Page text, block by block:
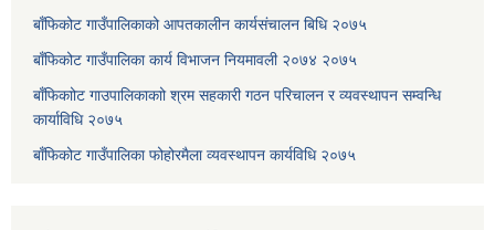
बाँफिकोट गाउँपालिकाको आपतकालीन कार्यसंचालन बिधि २०७५
बाँफिकोट गाउँपालिका कार्य विभाजन नियमावली २०७४ २०७५
बाँफिकाोट गाउपालिकाकाो श्रम सहकारी गठन परिचालन र व्यवस्थापन सम्वन्धि
कार्याविधि २०७५
बाँफिकोट गाउँपालिका फोहोरमैला व्यवस्थापन कार्यविधि २०७५